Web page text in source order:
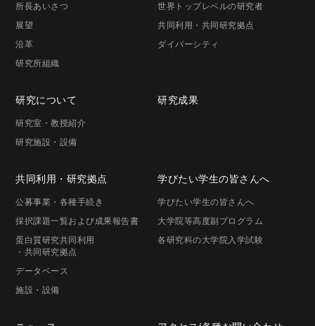
所長あいさつ
展望
沿革
研究所組織
世界トップレベルの研究者
共同利用・共同研究拠点
ダイバーシティ
研究について
研究室・教授紹介
研究施設・ 設備
研究成果
共同利用・ 研究拠点
公募事業 ・各種手続き
採択課題一覧および成果報告書
蛋白質研究共同利用
・共同研究拠点
データベース
施設・設備
学びたい学生の皆さんへ
学びたい学生の皆さんへ
大学院等高度副プログラム
各研究科の大学院入学試験